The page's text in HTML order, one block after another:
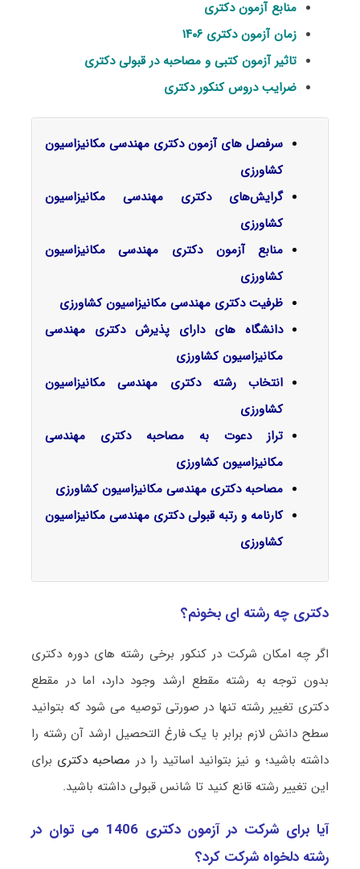
منابع آزمون دکتری
زمان آزمون دکتری ۱۴۰۶
تاثیر آزمون کتبی و مصاحبه در قبولی دکتری
ضرایب دروس کنکور دکتری
سرفصل‌ های آزمون دکتری مهندسی مکانیزاسیون
کشاورزی
گرایش‌های دکتری مهندسی مکانیزاسیون
کشاورزی
منابع آزمون دکتری مهندسی مکانیزاسیون
کشاورزی
ظرفیت دکتری مهندسی مکانیزاسیون کشاورزی
دانشگاه های دارای پذیرش دکتری مهندسی
مکانیزاسیون کشاورزی
انتخاب رشته دکتری مهندسی مکانیزاسیون
کشاورزی
تراز دعوت به مصاحبه دکتری مهندسی
مکانیزاسیون کشاورزی
مصاحبه دکتری مهندسی مکانیزاسیون کشاورزی
کارنامه و رتبه قبولی دکتری مهندسی مکانیزاسیون
کشاورزی
دکتری چه رشته ای بخونم؟
اگر چه امکان شرکت در کنکور برخی رشته های دوره دکتری
بدون توجه به رشته مقطع ارشد وجود دارد، اما در مقطع
دکتری تغییر رشته تنها در صورتی توصیه می شود که بتوانید
سطح دانش لازم برابر با یک فارغ التحصیل ارشد آن رشته را
داشته باشید؛ و نیز بتوانید اساتید را در مصاحبه دکتری برای
این تغییر رشته قانع کنید تا شانس قبولی داشته باشید.
آیا برای شرکت در آزمون دکتری 1406 می توان در
رشته دلخواه شرکت کرد؟